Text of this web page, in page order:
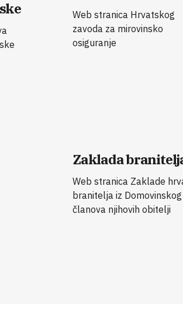
Web stranica Hrvatskog
zavoda za mirovinsko
osiguranje
Zaklada
Web stranica Zaklade
branitelja iz
članova njihovih obitelji